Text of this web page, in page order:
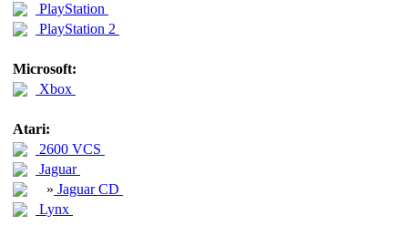
PlayStation
PlayStation 2
Microsoft:
Xbox
Atari:
2600 VCS
Jaguar
» Jaguar CD
Lynx